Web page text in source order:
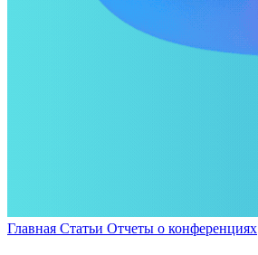
Главная Статьи Отчеты о конференциях